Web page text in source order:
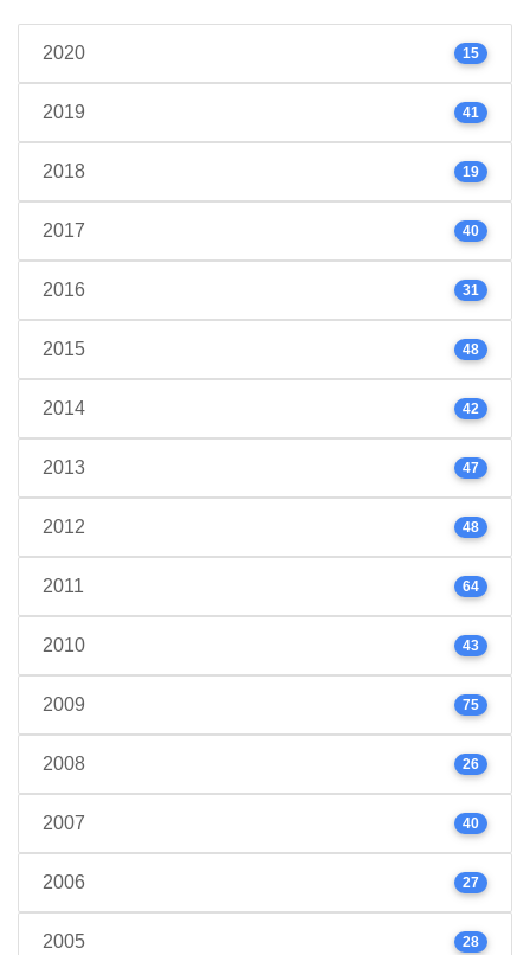
2020 15
2019 41
2018 19
2017 40
2016 31
2015 48
2014 42
2013 47
2012 48
2011 64
2010 43
2009 75
2008 26
2007 40
2006 27
2005 28